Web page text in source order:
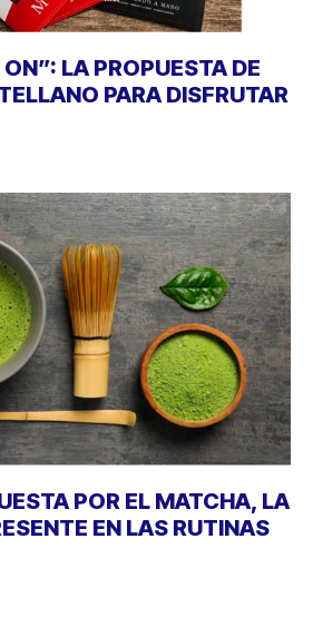
LA PROPUESTA DE
PARA DISFRUTAR
POR EL MATCHA, LA
EN LAS RUTINAS